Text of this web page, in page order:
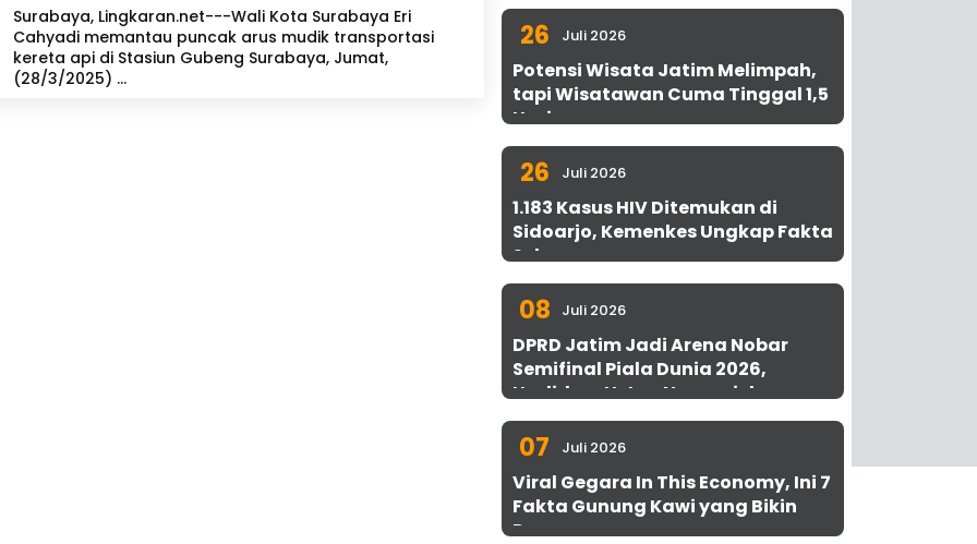
Surabaya, Lingkaran.net---Wali Kota Surabaya Eri
Cahyadi memantau puncak arus mudik transportasi
kereta api di Stasiun Gubeng Surabaya, Jumat,
(28/3/2025) ...
26 Juli 2026
Potensi Wisata Jatim Melimpah,
tapi Wisatawan Cuma Tinggal 1,5
Hari
26 Juli 2026
1.183 Kasus HIV Ditemukan di
Sidoarjo, Kemenkes Ungkap Fakta
Sebenarnya
08 Juli 2026
DPRD Jatim Jadi Arena Nobar
Semifinal Piala Dunia 2026,
Hadirkan Uston Nawawi dan
UMKM Gratis untuk 1.000 Warga
07 Juli 2026
Viral Gegara In This Economy, Ini 7
Fakta Gunung Kawi yang Bikin
Penasaran